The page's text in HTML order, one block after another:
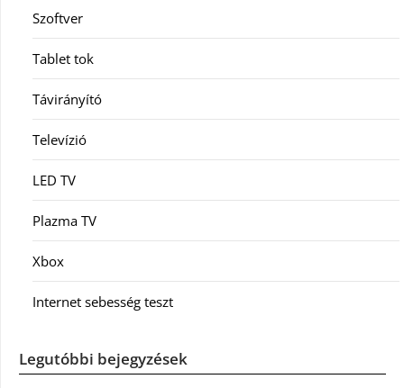
Szoftver
Tablet tok
Távirányító
Televízió
LED TV
Plazma TV
Xbox
Internet sebesség teszt
Legutóbbi bejegyzések